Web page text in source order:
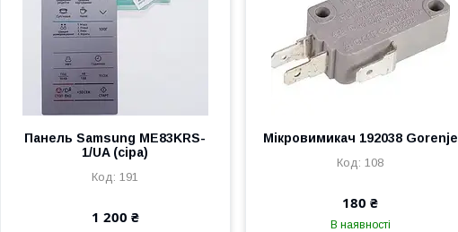
Панель Samsung ME83KRS-
1/UA (сіра)
191
1 200 ₴
Мікровимикач 192038 Gorenje
108
180 ₴
В наявності